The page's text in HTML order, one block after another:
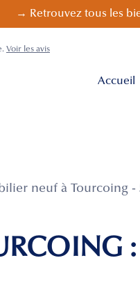
→ Retrouvez tous les
Voir les avis
Accueil
neuf à Tourcoing -